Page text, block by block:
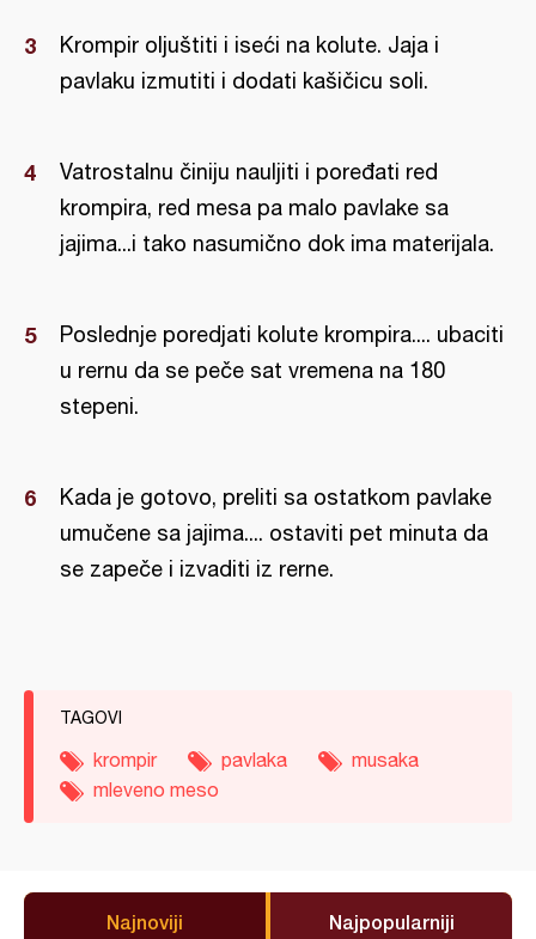
Krompir oljuštiti i iseći na kolute. Jaja i
pavlaku izmutiti i dodati kašičicu soli.
Vatrostalnu činiju nauljiti i poređati red
krompira, red mesa pa malo pavlake sa
jajima...i tako nasumično dok ima materijala.
Poslednje poredjati kolute krompira.... ubaciti
u rernu da se peče sat vremena na 180
stepeni.
Kada je gotovo, preliti sa ostatkom pavlake
umučene sa jajima.... ostaviti pet minuta da
se zapeče i izvaditi iz rerne.
TAGOVI
krompir pavlaka
musaka
mleveno meso
Najnoviji Najpopularniji